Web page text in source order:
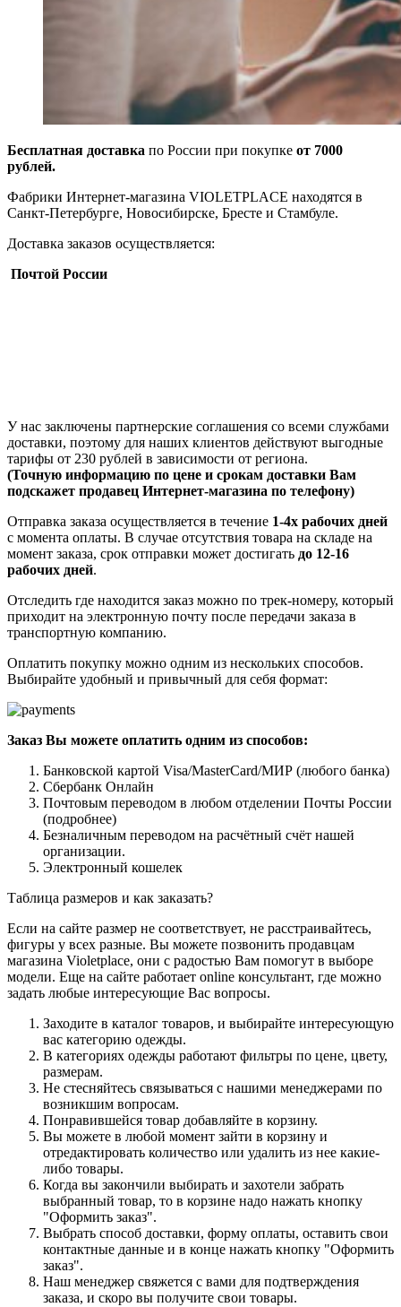
Бесплатная доставка по России при покупке от 7000
рублей.
Фабрики Интернет-магазина VIOLETPLACE находятся в
Санкт-Петербурге, Новосибирске, Бресте и Стамбуле.
Доставка заказов осуществляется:
Почтой России
У нас заключены партнерские соглашения со всеми службами
доставки, поэтому для наших клиентов действуют выгодные
тарифы от 230 рублей в зависимости от региона.
(Точную информацию по цене и срокам доставки Вам
подскажет продавец Интернет-магазина по телефону)
Отправка заказа осуществляется в течение 1-4х рабочих дней
с момента оплаты. В случае отсутствия товара на складе на
момент заказа, срок отправки может достигать до 12-16
рабочих дней.
Отследить где находится заказ можно по трек-номеру, который
приходит на электронную почту после передачи заказа в
транспортную компанию.
Оплатить покупку можно одним из нескольких способов.
Выбирайте удобный и привычный для себя формат:
Заказ Вы можете оплатить одним из способов:
Банковской картой Visa/MasterCard/МИР (любого банка)
Сбербанк Онлайн
Почтовым переводом в любом отделении Почты России
(подробнее)
Безналичным переводом на расчётный счёт нашей
организации.
Электронный кошелек
Таблица размеров и как заказать?
Если на сайте размер не соответствует, не расстраивайтесь,
фигуры у всех разные. Вы можете позвонить продавцам
магазина Violetplace, они с радостью Вам помогут в выборе
модели. Еще на сайте работает online консультант, где можно
задать любые интересующие Вас вопросы.
Заходите в каталог товаров, и выбирайте интересующую
вас категорию одежды.
В категориях одежды работают фильтры по цене, цвету,
размерам.
Не стесняйтесь связываться с нашими менеджерами по
возникшим вопросам.
Понравившейся товар добавляйте в корзину.
Вы можете в любой момент зайти в корзину и
отредактировать количество или удалить из нее какие-
либо товары.
Когда вы закончили выбирать и захотели забрать
выбранный товар, то в корзине надо нажать кнопку
"Оформить заказ".
Выбрать способ доставки, форму оплаты, оставить свои
контактные данные и в конце нажать кнопку "Оформить
заказ".
Наш менеджер свяжется с вами для подтверждения
заказа, и скоро вы получите свои товары.